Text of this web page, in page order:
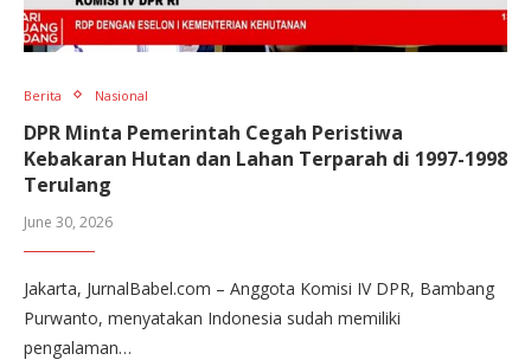
Berita Nasional
DPR Minta Pemerintah Cegah Peristiwa
Kebakaran Hutan dan Lahan Terparah di 1997-1998
Terulang
June 30, 2026
Jakarta, JurnalBabel.com – Anggota Komisi IV DPR, Bambang
Purwanto, menyatakan Indonesia sudah memiliki
pengalaman…